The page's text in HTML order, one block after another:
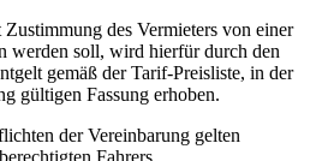
des Vermieters von einer
werden soll, wird hierfür durch den
gemäß der Tarif-Preisliste, in der
gültigen Fassung erhoben.
der Vereinbarung gelten
Fahrers.